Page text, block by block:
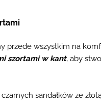
przede wszystkim na
szortami w kant,aby
czarnych sandałków ze